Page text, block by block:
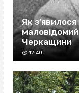
Як
Черкащини
12:40